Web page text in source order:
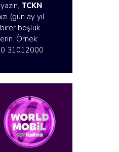
yazın, TCKN
(gün ay yıl
boşluk
Örnek:
31012000